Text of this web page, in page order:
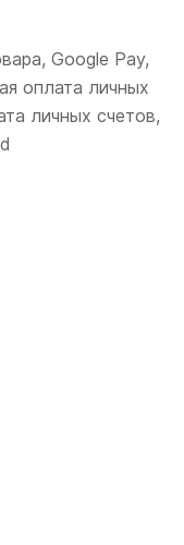
Google Pay,
оплата личных
личных счетов,